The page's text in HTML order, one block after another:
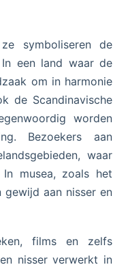
symboliseren de
een land waar de
om in harmonie
de Scandinavische
worden
Bezoekers aan
waar
musea, zoals het
gewijd aan nisser en
films en zelfs
nisser verwerkt in